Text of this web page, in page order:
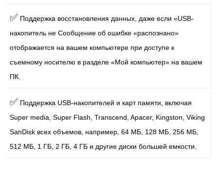
✅ Поддержка восстановления данных, даже если «USB-
накопитель не Сообщение об ошибке «распознано»
отображается на вашем компьютере при доступе к
съемному носителю в разделе «Мой компьютер» на вашем
ПК.
✅ Поддержка USB-накопителей и карт памяти, включая
Super media, Super Flash, Transcend, Apacer, Kingston, Viking
SanDisk всех объемов, например, 64 МБ, 128 МБ, 256 МБ,
512 МБ, 1 ГБ, 2 ГБ, 4 ГБ и другие диски большей емкости.